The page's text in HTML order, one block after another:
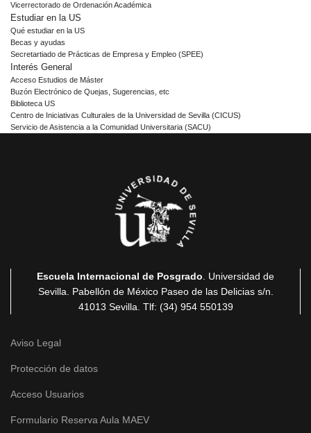
Vicerrectorado de Ordenación Académica
Estudiar en la US
Qué estudiar en la US
Becas y ayudas
Secretartiado de Prácticas de Empresa y Empleo (SPEE)
Interés General
Acceso Estudios de Máster
Buzón Electrónico de Quejas, Sugerencias, etc
Biblioteca US
Centro de Iniciativas Culturales de la Universidad de Sevilla (CICUS)
Servicio de Asistencia a la Comunidad Universitaria (SACU)
Escuela Internacional de Posgrado. Universidad de
Sevilla. Pabellón de México Paseo de las Delicias s/n.
41013 Sevilla. Tlf: (34) 954 550139
Aviso Legal
Protección de datos
Acceso Usuarios
Formulario Reserva Aula MAEV